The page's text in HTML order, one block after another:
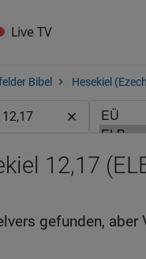
Live TV
Bibel Hesekiel
12,17
gefunden, aber